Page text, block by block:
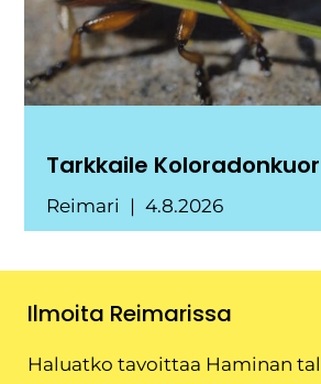
Tarkkaile
Reimari 4.8.2026
Ilmoita Reimarissa
Haluatko tavoittaa Haminan